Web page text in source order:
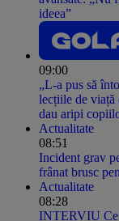
ideea”
09:00
„L-a pus să
lecțiile de viață
dau aripi
Actualitate
08:51
Incident grav
frânat brusc
Actualitate
08:28
INTERVIU Ce